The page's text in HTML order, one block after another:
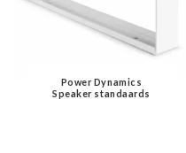
Power Dynamics
Speaker standaards